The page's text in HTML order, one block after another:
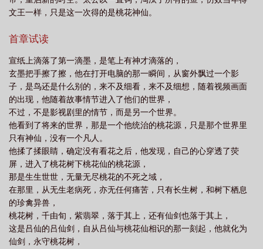
信的神仙名字 云墨上仙 云玄是谁 云上云上在线阅读 云玄cp 墨上
上云霄 云上玄墨的作者是谁
文王一样，只是这一次得的是桃花神仙。
首章试读
宣纸上滴落了第一滴墨，是笔上有神才滴落的，
玄墨把手擦了擦，他在打开电脑的那一瞬间，从窗外飘过一个影
子，是鸟还是什么别的，来不及细看，来不及细想，随着视频画面
的出现，他随着故事情节进入了他们的世界，
不过，不是影视剧里的情节，而是另一个世界。
他看到了将来的世界，那是一个他统治的桃花源，只是那个世界里
只有神仙，没有一个凡人。
他揉了揉眼睛，确定没有看花之后，他发现，自己的心穿透了荧
屏，进入了桃花树下桃花仙的桃花源，
那是生生世世，无量无尽桃花的不死之域，
在那里，从无生老病死，亦无任何痛苦，只有长生树，和树下栖息
的珍禽异兽，
桃花树，千由旬，紫翡翠，落于其上，还有仙剑也落于其上，
这是吕仙的吕仙剑，自从吕仙与桃花仙相识的那一刻起，他就化为
仙剑，永守桃花树，